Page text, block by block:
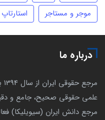
موجر و مستاجر
استارتاپ
درباره ما
علمی حقوقی صحیح، جامع و
مرجع دانش ایران (سیویلیکا)